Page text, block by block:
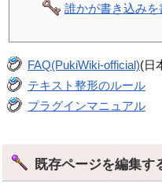
誰かが書き込み
FAQ(PukiWiki-official)(日
テキスト整形のルール
プラグインマニュアル
既存ページを編集